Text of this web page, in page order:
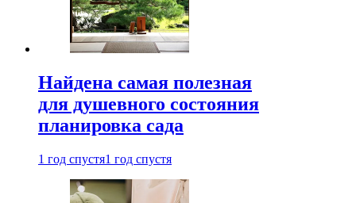
Найдена самая полезная
для душевного состояния
планировка сада
1 год спустя1 год спустя